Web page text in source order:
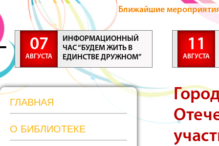
Ближайшие
07
АВГУСТА
ИНФОРМАЦИОННЫЙ
ЧАС “БУДЕМ ЖИТЬ В
ЕДИНСТВЕ ДРУЖНОМ”
11
АВГУСТА
ГЛАВНАЯ
О БИБЛИОТЕКЕ